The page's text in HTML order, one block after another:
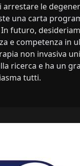
le
una carta
futuro,
e competenza in
non invasiva
ricerca e ha un
tutti.